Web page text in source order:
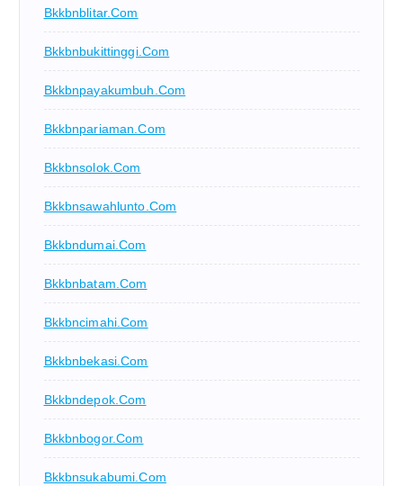
Bkkbnblitar.com
Bkkbnbukittinggi.com
Bkkbnpayakumbuh.com
Bkkbnpariaman.com
Bkkbnsolok.com
Bkkbnsawahlunto.com
Bkkbndumai.com
Bkkbnbatam.com
Bkkbncimahi.com
Bkkbnbekasi.com
Bkkbndepok.com
Bkkbnbogor.com
Bkkbnsukabumi.com